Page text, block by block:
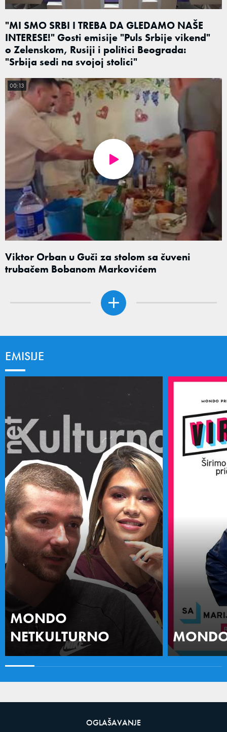
"MI SMO SRBI I TREBA DA GLEDAMO NAŠE
INTERESE!" Gosti emisije "Puls Srbije vikend"
o Zelenskom, Rusiji i politici Beograda:
"Srbija sedi na svojoj stolici"
Viktor Orban u Guči za stolom sa čuveni
trubačem Bobanom Markovićem
00:13
EMISIJE
MONDO
NETKULTURNO
OGLAŠAVANJE